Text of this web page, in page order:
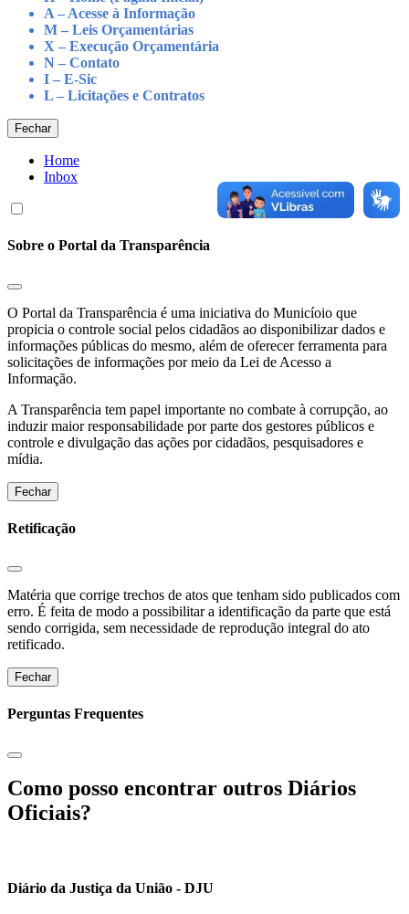
A – Acesse à Informação
M – Leis Orçamentárias
X – Execução Orçamentária
N – Contato
I – E-Sic
L – Licitações e Contratos
Fechar
Home
Inbox
Sobre o Portal da Transparência
O Portal da Transparência é uma iniciativa do Municíoio que
propicia o controle social pelos cidadãos ao disponibilizar dados e
informações públicas do mesmo, além de oferecer ferramenta para
solicitações de informações por meio da Lei de Acesso a
Informação.
A Transparência tem papel importante no combate à corrupção, ao
induzir maior responsabilidade por parte dos gestores públicos e
controle e divulgação das ações por cidadãos, pesquisadores e
mídia.
Fechar
Retificação
Matéria que corrige trechos de atos que tenham sido publicados com
erro. É feita de modo a possibilitar a identificação da parte que está
sendo corrigida, sem necessidade de reprodução integral do ato
retificado.
Fechar
Perguntas Frequentes
Como posso encontrar outros Diários
Oficiais?
Diário da Justiça da União - DJU